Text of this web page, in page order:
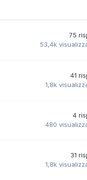
75
53,4k
41
1,8k
4
480
31
1,8k